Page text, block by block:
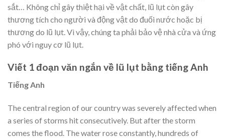
sắt… Không chỉ gây thiệt hại về vật chất, lũ lụt còn gây
thương tích cho người và động vật do đuối nước hoặc bị
thương do lũ lụt. Vì vậy, chúng ta phải bảo vệ nhà cửa và ứng
phó với nguy cơ lũ lụt.
Viết 1 đoạn văn ngắn về lũ lụt bằng tiếng Anh
Tiếng Anh
The central region of our country was severely affected when
a series of storms hit consecutively. But after the storm
comes the flood. The water rose constantly, hundreds of